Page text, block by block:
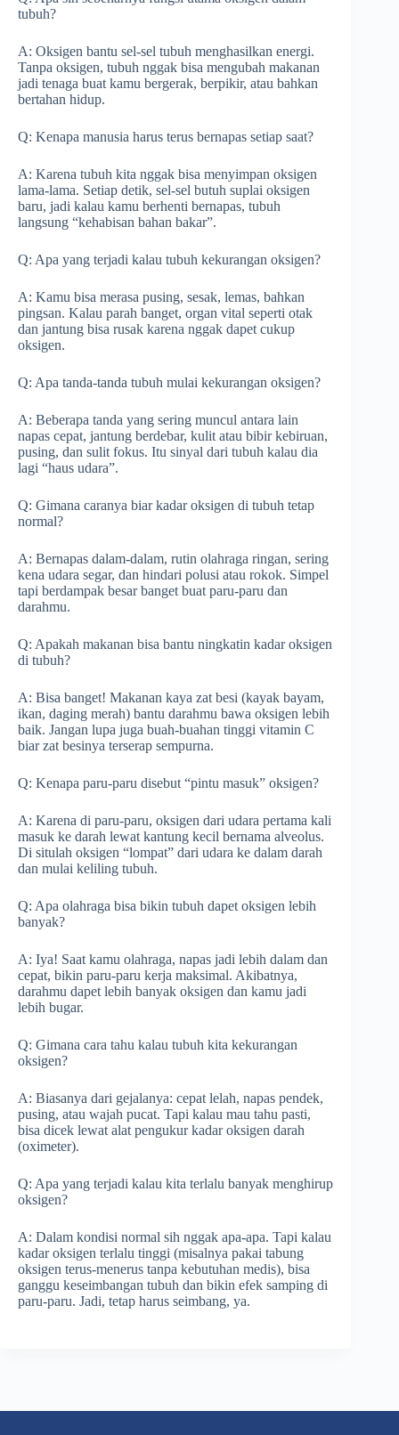
tubuh?
A: Oksigen bantu sel-sel tubuh menghasilkan energi.
Tanpa oksigen, tubuh nggak bisa mengubah makanan
jadi tenaga buat kamu bergerak, berpikir, atau bahkan
bertahan hidup.
Q: Kenapa manusia harus terus bernapas setiap saat?
A: Karena tubuh kita nggak bisa menyimpan oksigen
lama-lama. Setiap detik, sel-sel butuh suplai oksigen
baru, jadi kalau kamu berhenti bernapas, tubuh
langsung “kehabisan bahan bakar”.
Q: Apa yang terjadi kalau tubuh kekurangan oksigen?
A: Kamu bisa merasa pusing, sesak, lemas, bahkan
pingsan. Kalau parah banget, organ vital seperti otak
dan jantung bisa rusak karena nggak dapet cukup
oksigen.
Q: Apa tanda-tanda tubuh mulai kekurangan oksigen?
A: Beberapa tanda yang sering muncul antara lain
napas cepat, jantung berdebar, kulit atau bibir kebiruan,
pusing, dan sulit fokus. Itu sinyal dari tubuh kalau dia
lagi “haus udara”.
Q: Gimana caranya biar kadar oksigen di tubuh tetap
normal?
A: Bernapas dalam-dalam, rutin olahraga ringan, sering
kena udara segar, dan hindari polusi atau rokok. Simpel
tapi berdampak besar banget buat paru-paru dan
darahmu.
Q: Apakah makanan bisa bantu ningkatin kadar oksigen
di tubuh?
A: Bisa banget! Makanan kaya zat besi (kayak bayam,
ikan, daging merah) bantu darahmu bawa oksigen lebih
baik. Jangan lupa juga buah-buahan tinggi vitamin C
biar zat besinya terserap sempurna.
Q: Kenapa paru-paru disebut “pintu masuk” oksigen?
A: Karena di paru-paru, oksigen dari udara pertama kali
masuk ke darah lewat kantung kecil bernama alveolus.
Di situlah oksigen “lompat” dari udara ke dalam darah
dan mulai keliling tubuh.
Q: Apa olahraga bisa bikin tubuh dapet oksigen lebih
banyak?
A: Iya! Saat kamu olahraga, napas jadi lebih dalam dan
cepat, bikin paru-paru kerja maksimal. Akibatnya,
darahmu dapet lebih banyak oksigen dan kamu jadi
lebih bugar.
Q: Gimana cara tahu kalau tubuh kita kekurangan
oksigen?
A: Biasanya dari gejalanya: cepat lelah, napas pendek,
pusing, atau wajah pucat. Tapi kalau mau tahu pasti,
bisa dicek lewat alat pengukur kadar oksigen darah
(oximeter).
Q: Apa yang terjadi kalau kita terlalu banyak menghirup
oksigen?
A: Dalam kondisi normal sih nggak apa-apa. Tapi kalau
kadar oksigen terlalu tinggi (misalnya pakai tabung
oksigen terus-menerus tanpa kebutuhan medis), bisa
ganggu keseimbangan tubuh dan bikin efek samping di
paru-paru. Jadi, tetap harus seimbang, ya.